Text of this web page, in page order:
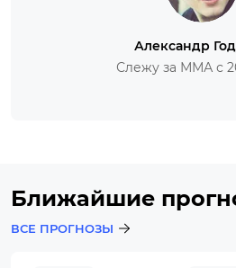
Александр
Слежу за ММА с
Ближайшие
ВСЕ ПРОГНОЗЫ